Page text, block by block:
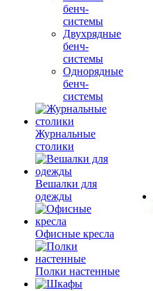
бенч-
системы
Двухрядные
бенч-
системы
Однорядные
бенч-
системы
Журнальные
столики
Вешалки для
одежды
Офисные кресла
Полки настенные